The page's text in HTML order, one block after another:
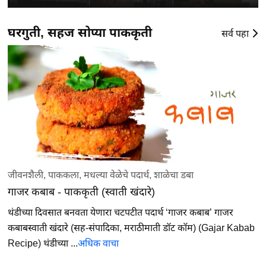
घरगुती, सहज सोप्या पाककृती सर्व पहा
जीवनशैली,पाककला,मधल्या वेळेचे पदार्थ,शाळेचा डबा
गाजर कबाब - पाककृती (स्वाती खंदारे)
थंडीच्या दिवसात बनवता येणारा चटपटीत पदार्थ ‘गाजर कबाब’ गाजर
कबाबस्वाती खंदारे (सह-संपादिका, मराठीमाती डॉट कॉम) (Gajar Kabab
Recipe) थंडीच्या ...अधिक वाचा